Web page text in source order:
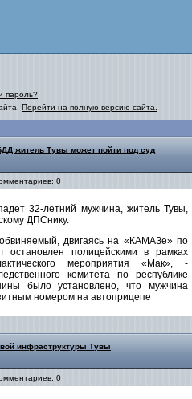
пароль?
Перейти на полную версию сайта.
житель Тувы может пойти под суд
0
32-летний мужчина, житель Тувы,
ДПСнику.
двигаясь на «КАМАЗе» по
полицейскими в рамках
мероприятия «Мак», -
комитета по республике
было установлено, что мужчина
номером на автоприцепе
инфраструктуры Тувы
0